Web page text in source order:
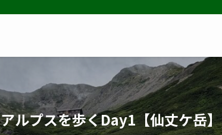
ルプスを歩くDay1【仙丈ケ岳】